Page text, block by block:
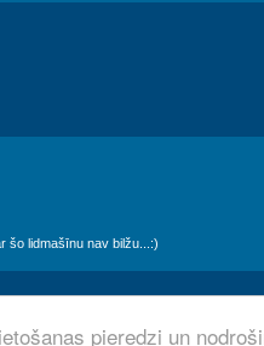
pieredzi un
šo lidmašīnu nav bilžu...:)